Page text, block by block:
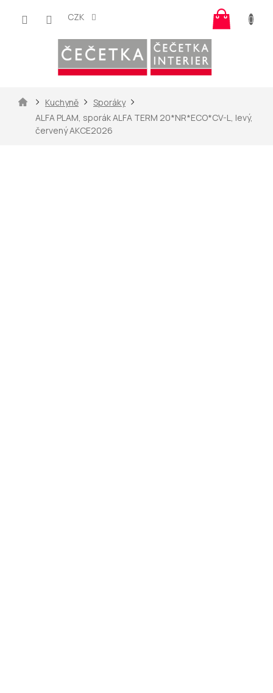
CZK
košík
DomůKuchyně
Sporáky
ALFA PLAM, sporák ALFA TERM 20*NR*ECO*CV-L, levý,
červený AKCE2026